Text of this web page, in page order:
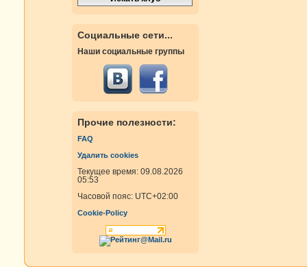
Социальные сети...
Наши социальные группы
Прочие полезности:
FAQ
Удалить cookies
Текущее время: 09.08.2026
05:53
Часовой пояс: UTC+02:00
Cookie-Policy